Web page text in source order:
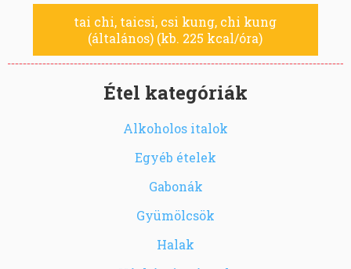
tai chi, taicsi, csi kung, chi kung
(általános) (kb. 225 kcal/óra)
Étel kategóriák
Alkoholos italok
Egyéb ételek
Gabonák
Gyümölcsök
Halak